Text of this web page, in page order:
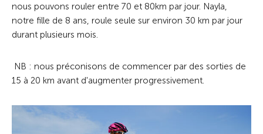
nous pouvons rouler entre 70 et 80km par jour. Nayla,
notre fille de 8 ans, roule seule sur environ 30 km par jour
durant plusieurs mois.
NB : nous préconisons de commencer par des sorties de
15 à 20 km avant d'augmenter progressivement.